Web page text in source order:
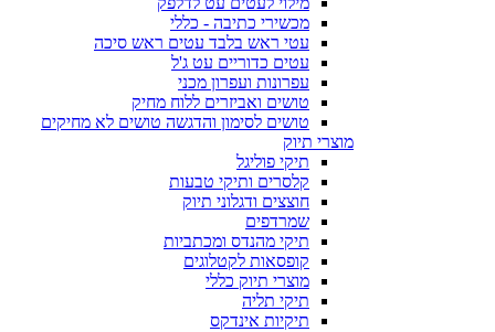
מכשירי כתיבה - כללי
עטי ראש בלבד עטים ראש סיכה
עטים כדוריים עט ג'ל
עפרונות ועפרון מכני
טושים ואביזרים ללוח מחיק
טושים לסימון והדגשה טושים לא מחיקים
מוצרי תיוק
תיקי פוליגל
קלסרים ותיקי טבעות
חוצצים ודגלוני תיוק
שמרדפים
תיקי מהנדס ומכתביות
קופסאות לקטלוגים
מוצרי תיוק כללי
תיקי תליה
תיקיות אינדקס